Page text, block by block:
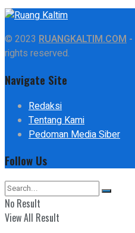
© 2023 RUANGKALTIM.COM -
rights reserved.
Navigate Site
Redaksi
Tentang Kami
Pedoman Media Siber
Follow Us
No Result
View All Result